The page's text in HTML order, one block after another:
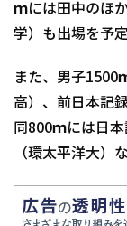
ｍには田中のほ
学）も出場を予
また、男子1500
高）、前日本記
同800ｍには日
（環太平洋大）